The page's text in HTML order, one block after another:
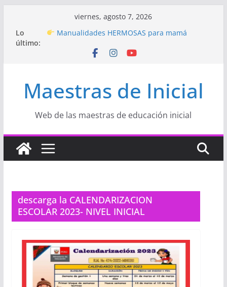
contenido
viernes, agosto 7, 2026
Lo
último:
Hermosos dibujos para MAMÁ: colorea con
Manualidades HERMOSAS para mamá
(fáciles y llenas de amor)
Proyecto
“Celebramos con Alegría la Semana
de la Educación Inicial»
Proyecto de Aprendizaje
Un regalo para
Mamá hecho con amor
Maestras de Inicial
Web de las maestras de educación inicial
descarga la CALENDARIZACION
ESCOLAR 2023- NIVEL INICIAL